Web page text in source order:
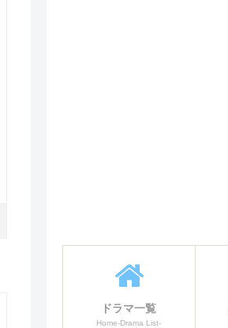
ドラマ一覧
Home-Drama List-